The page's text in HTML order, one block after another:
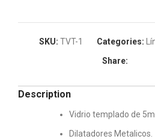
SKU: TVT-1 Categories:
Share:
Description
Vidrio templado de
Dilatadores Metalicos.